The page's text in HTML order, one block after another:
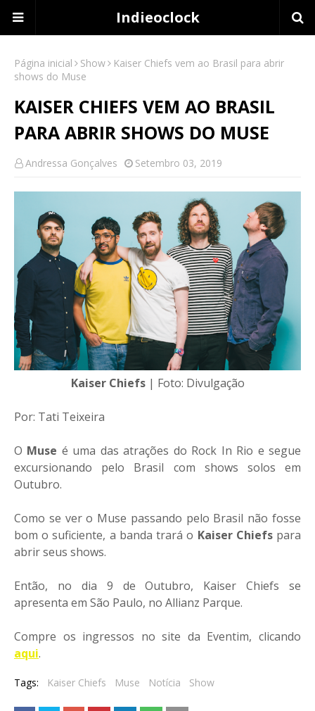
Indieoclock
Página inicial Show
Kaiser Chiefs vem ao Brasil para abrir
shows do Muse
KAISER CHIEFS VEM AO BRASIL
PARA ABRIR SHOWS DO MUSE
Andressa Gonçalves Setembro 03, 2019
Kaiser Chiefs | Foto: Divulgação
Por: Tati Teixeira
O Muse é uma das atrações do Rock In Rio e segue
excursionando pelo Brasil com shows solos em
Outubro.
Como se ver o Muse passando pelo Brasil não fosse
bom o suficiente, a banda trará o Kaiser Chiefspara
abrir seus shows.
Então, no dia 9 de Outubro, Kaiser Chiefs se
apresenta em São Paulo, no Allianz Parque.
Compre os ingressos no site da Eventim, clicando
aqui.
Tags: Kaiser Chiefs Muse Notícia Show